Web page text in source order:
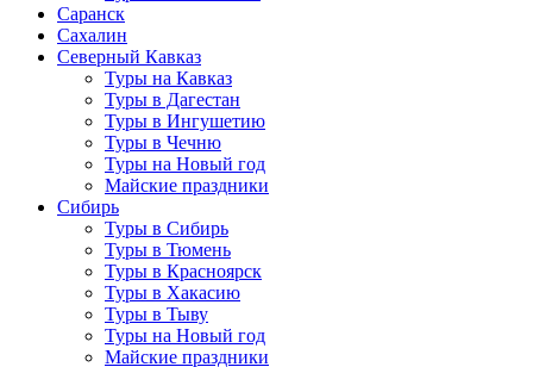
Саранск
Сахалин
Северный Кавказ
Туры на Кавказ
Туры в Дагестан
Туры в Ингушетию
Туры в Чечню
Туры на Новый год
Майские праздники
Сибирь
Туры в Сибирь
Туры в Тюмень
Туры в Красноярск
Туры в Хакасию
Туры в Тыву
Туры на Новый год
Майские праздники